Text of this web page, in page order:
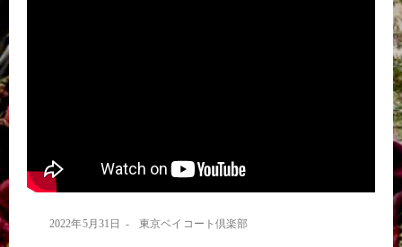
2022年5月31日 東京ベイコート倶楽部